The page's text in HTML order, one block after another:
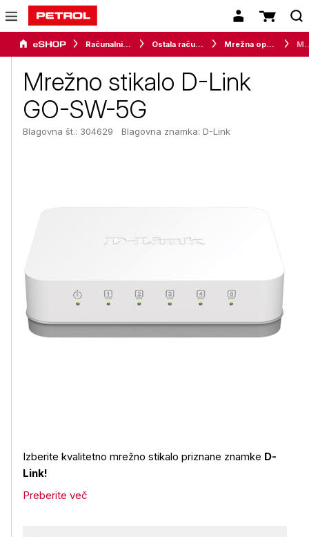
Računalništvo Ostala računalniška oprema Mrežna oprema
Mrežno stikalo D-Link
GO-SW-5G
Blagovna št.: 304629 Blagovna znamka: D-Link
Izberite kvalitetno mrežno stikalo priznane znamke D-
Link!
Preberite več